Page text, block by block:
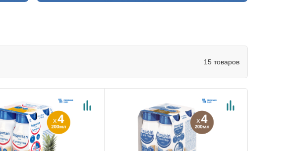
15 товаров